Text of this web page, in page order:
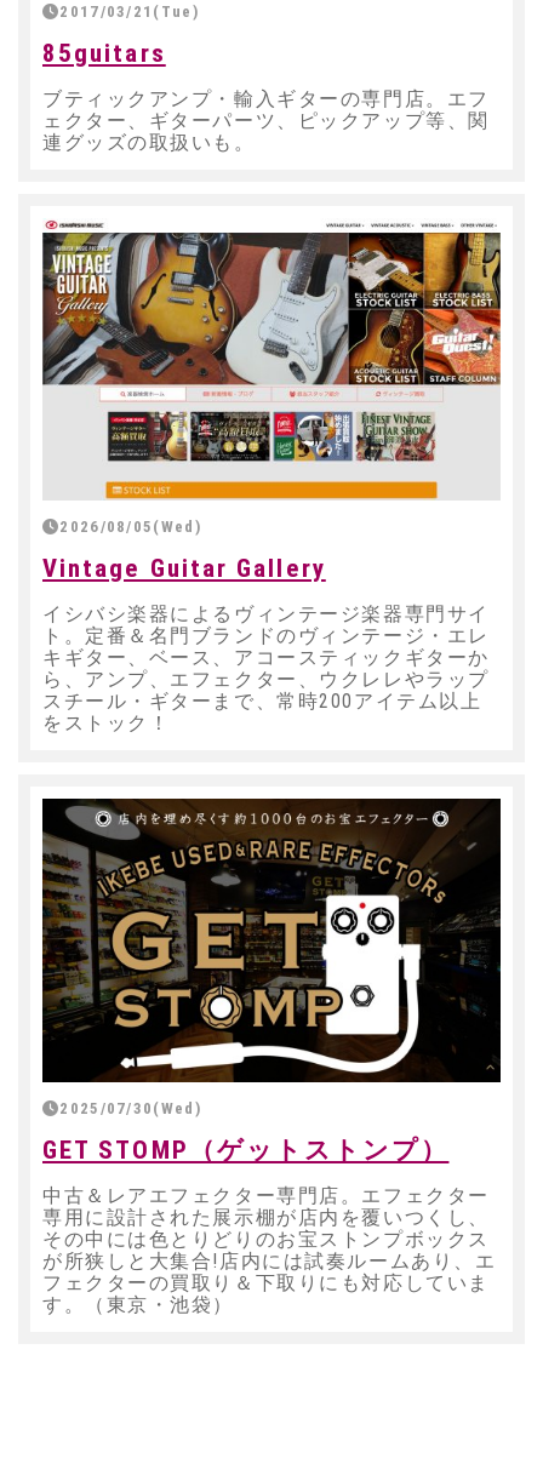
2017/03/21(Tue)
85guitars
ブティックアンプ・輸入ギターの専門店。エフ
ェクター、ギターパーツ、ピックアップ等、関
連グッズの取扱いも。
2026/08/05(Wed)
Vintage Guitar Gallery
イシバシ楽器によるヴィンテージ楽器専門サイ
ト。定番＆名門ブランドのヴィンテージ・エレ
キギター、ベース、アコースティックギターか
ら、アンプ、エフェクター、ウクレレやラップ
スチール・ギターまで、常時200アイテム以上
をストック！
2025/07/30(Wed)
GET STOMP（ゲットストンプ）
中古＆レアエフェクター専門店。エフェクター
専用に設計された展示棚が店内を覆いつくし、
その中には色とりどりのお宝ストンプボックス
が所狭しと大集合!店内には試奏ルームあり、エ
フェクターの買取り＆下取りにも対応していま
す。（東京・池袋）